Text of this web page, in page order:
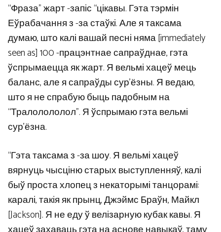
“Фраза” жарт -запіс “цікавы. Гэта тэрмін
Еўрабачання з -за стаўкі. Але я таксама
думаю, што калі вашай песні няма [immediately
seen as] 100 -працэнтнае сапраўднае, гэта
ўспрымаецца як жарт. Я вельмі хацеў мець
баланс, але я сапраўды сур’ёзны. Я ведаю,
што я не спрабую быць падобным на
“Тралолололол”. Я ўспрымаю гэта вельмі
сур’ёзна.
“Гэта таксама з -за шоу. Я вельмі хацеў
вярнуць чысціню старых выступленняў, калі
быў проста хлопец з некаторымі танцорамі:
каралі, такія як прынц, Джэймс Браўн, Майкл
[Jackson]. Я не еду ў велізарную кубак кавы. Я